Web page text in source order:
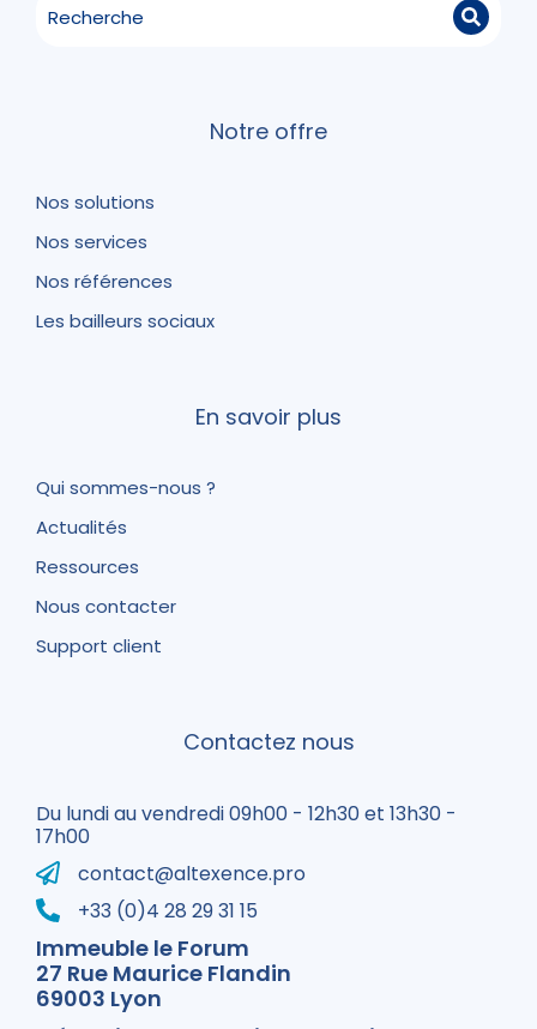
Notre offre
Nos solutions
Nos services
Nos références
Les bailleurs sociaux
En savoir plus
Qui sommes-nous ?
Actualités
Ressources
Nous contacter
Support client
Contactez nous
Du lundi au vendredi 09h00 - 12h30 et 13h30 -
17h00
contact@altexence.pro
+33 (0)4 28 29 31 15
Immeuble le Forum
27 Rue Maurice Flandin
69003 Lyon